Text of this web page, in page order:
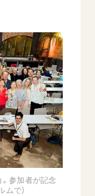
み
。参加者が記念
で）